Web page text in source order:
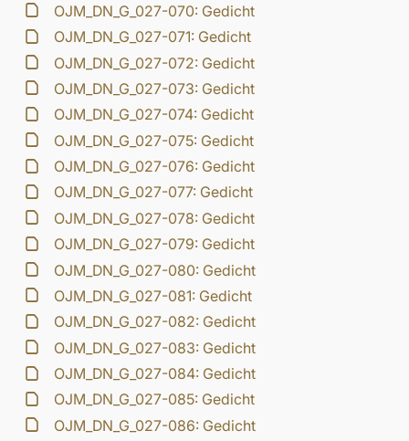
OJM_DN_G_027-070: Gedicht
OJM_DN_G_027-071: Gedicht
OJM_DN_G_027-072: Gedicht
OJM_DN_G_027-073: Gedicht
OJM_DN_G_027-074: Gedicht
OJM_DN_G_027-075: Gedicht
OJM_DN_G_027-076: Gedicht
OJM_DN_G_027-077: Gedicht
OJM_DN_G_027-078: Gedicht
OJM_DN_G_027-079: Gedicht
OJM_DN_G_027-080: Gedicht
OJM_DN_G_027-081: Gedicht
OJM_DN_G_027-082: Gedicht
OJM_DN_G_027-083: Gedicht
OJM_DN_G_027-084: Gedicht
OJM_DN_G_027-085: Gedicht
OJM_DN_G_027-086: Gedicht